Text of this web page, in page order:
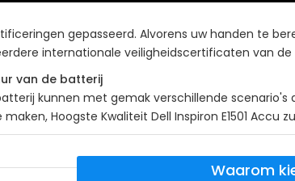
gepasseerd. Alvorens uw handen te
internationale veiligheidscertificaten van
van de batterij
kunnen met gemak verschillende scenario's
Hoogste Kwaliteit Dell Inspiron E1501 Accu
Waarom